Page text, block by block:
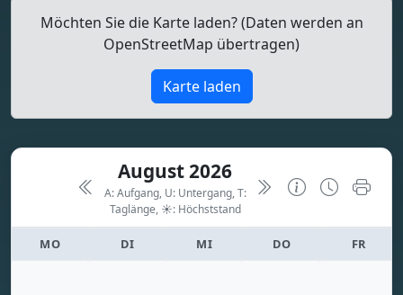
Möchten Sie die Karte laden? (Daten werden an
OpenStreetMap übertragen)
Karte laden
August 2026
A: Aufgang, U: Untergang, T:
Taglänge, ☀: Höchststand
MO DI MI DO FR